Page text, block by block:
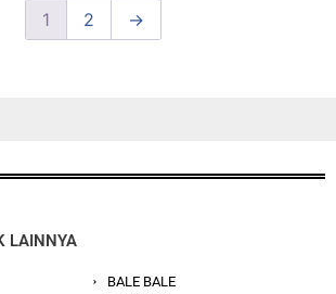
1 2 →
LAINNYA
BALE BALE